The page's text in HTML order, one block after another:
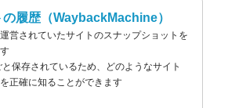
履歴（WaybackMachine）
営されていたサイトのスナップショットを
保存されているため、どのようなサイト
正確に知ることができます